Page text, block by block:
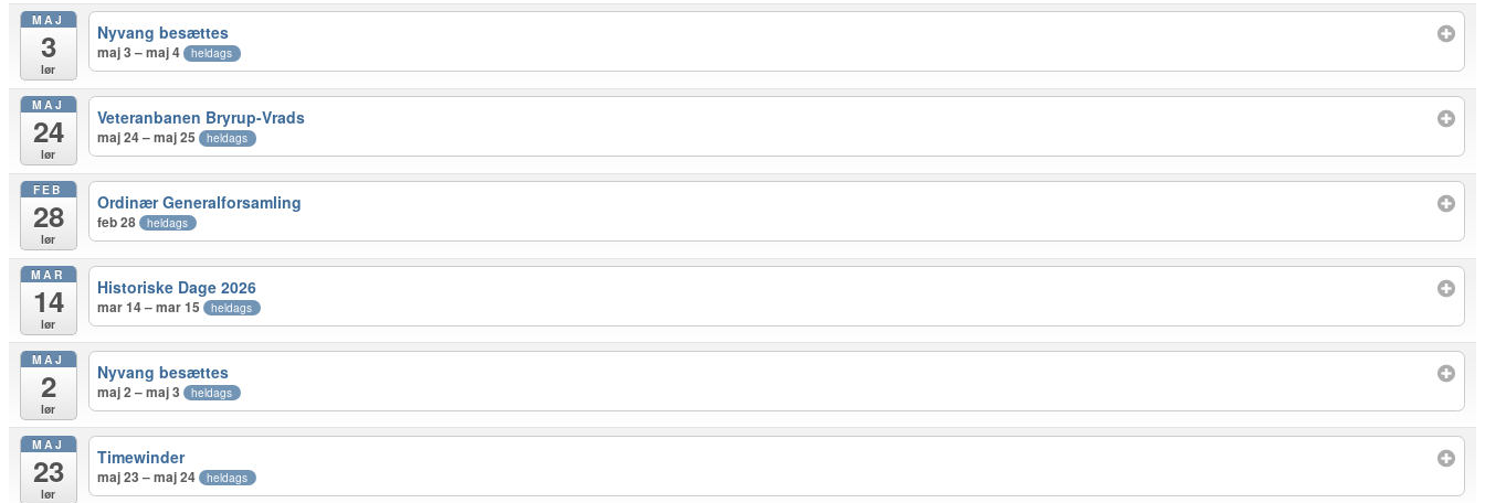
MAJ
3
lør
Nyvang besættes
maj 3 – maj 4 heldags
MAJ
24
lør
Veteranbanen Bryrup-Vrads
maj 24 – maj 25 heldags
FEB
28
lør
Ordinær Generalforsamling
feb 28 heldags
MAR
14
lør
Historiske Dage 2026
mar 14 – mar 15 heldags
MAJ
2
lør
Nyvang besættes
maj 2 – maj 3 heldags
MAJ
23
lør
Timewinder
maj 23 – maj 24 heldags